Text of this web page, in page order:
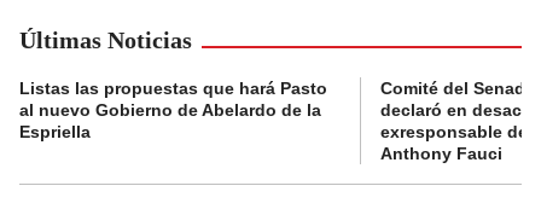
Últimas Noticias
Listas las propuestas que hará Pasto
al nuevo Gobierno de Abelardo de la
Espriella
Comité del Senado
declaró en
exresponsable de
Anthony Fauci